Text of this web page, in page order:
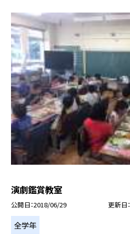
演劇鑑賞教室
公開日 2018/06/29 更新日
全学年